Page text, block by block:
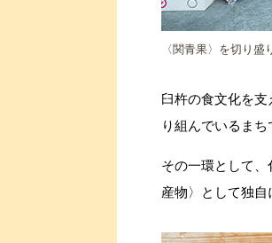
〈関青果〉を切り盛
臼杵の食文化を
り組んでいるまち
その一環として
産物〉として独自